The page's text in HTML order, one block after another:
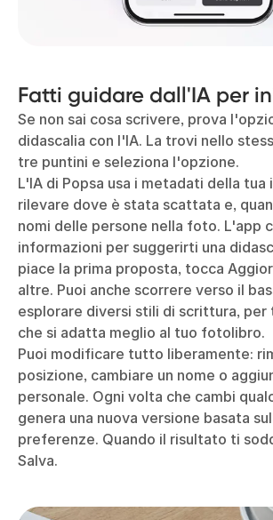
Fatti guidare dall'IA per
Se non sai cosa scrivere, prova
didascalia con l'IA. La trovi nello
tre puntini e seleziona l'opzione.
L'IA di Popsa usa i metadati della tua
rilevare dove è stata scattata e,
nomi delle persone nella foto. L'app
informazioni per suggerirti una
piace la prima proposta, tocca
altre. Puoi anche scorrere verso il
esplorare diversi stili di scrittura, per
che si adatta meglio al tuo fotolibro.
Puoi modificare tutto liberamente:
posizione, cambiare un nome o
personale. Ogni volta che cambi
genera una nuova versione basata
preferenze. Quando il risultato ti
Salva.